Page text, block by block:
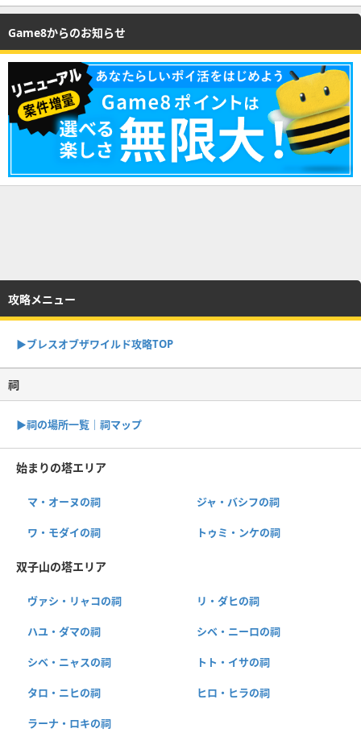
Game8からのお知らせ
攻略メニュー
▶︎ブレスオブザワイルド攻略TOP
祠
▶︎祠の場所一覧｜祠マップ
始まりの塔エリア
マ・オーヌの祠 ジャ・バシフの祠
ワ・モダイの祠 トゥミ・ンケの祠
双子山の塔エリア
ヴァシ・リャコの祠 リ・ダヒの祠
ハユ・ダマの祠 シベ・ニーロの祠
シベ・ニャスの祠 トト・イサの祠
タロ・ニヒの祠 ヒロ・ヒラの祠
ラーナ・ロキの祠